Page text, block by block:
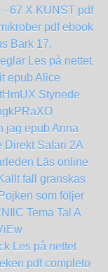
- 67 X KUNST pdf
pdf ebook
Bark 17.
Les på nettet
epub Alice
Stynede
jag epub Anna
Direkt Safari 2A
Läs online
fall granskas
Pojken som följer
Tema Tal A
Les på nettet
pdf completo